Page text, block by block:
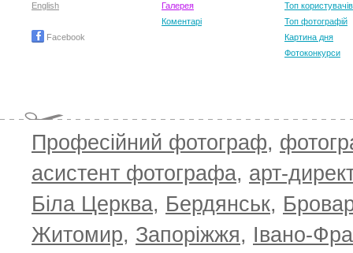
TOP 100 for May 2026 0 +6.59 ТОП 100
+4.30
English
Facebook
Галерея
Коментарі
Топ користувачів
Топ фотографій
Картина дня
Фотоконкурси
Професійний фотограф,
асистент фотографа, арт-
Біла Церква, Бердянськ,
Житомир, Запоріжжя, Івано-